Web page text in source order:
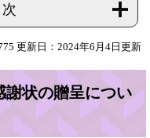
更新日：2024年6月4日更新
謝状の贈呈につい